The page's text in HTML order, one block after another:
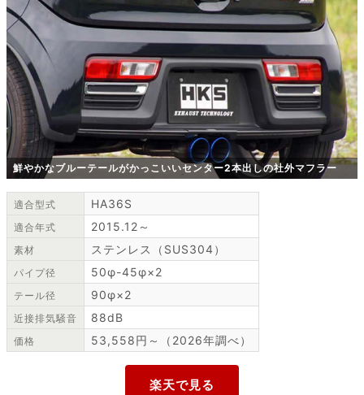
鮮やかなブルーテールがかっこいいセンター2本出しの社外マフラー
適合型式 HA36S
適合年式 2015.12～
素材 ステンレス（SUS304）
パイプ径 50φ-45φ×2
テール径 90φ×2
近接排気騒音 88dB
価格 53,558円～（2026年調べ）